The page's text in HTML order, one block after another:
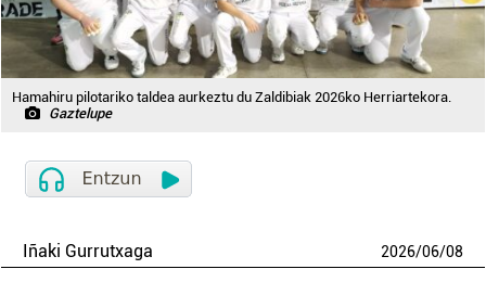
Hamahiru pilotariko taldea aurkeztu du Zaldibiak 2026ko Herriartekora.
Gaztelupe
Iñaki Gurrutxaga 2026/06/08